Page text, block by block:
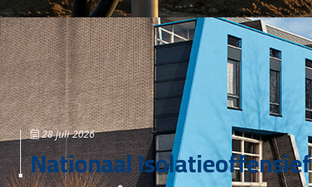
28 juli 2026
Nationaal Isolatieoffensief